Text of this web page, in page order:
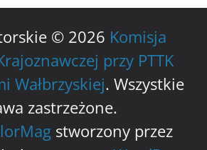
© 2026 Komisja
przy PTTK
Wałbrzyskiej. Wszystkie
zastrzeżone.
stworzony przez